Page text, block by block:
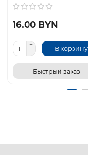
16.00 BYN
В корзину
Быстрый заказ